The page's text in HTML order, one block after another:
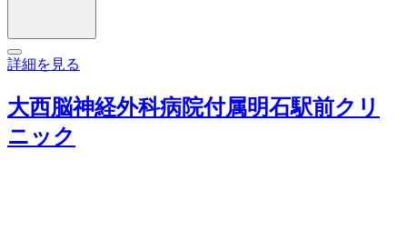
詳細を見る
大西脳神経外科病院付属明石駅前クリ
ニック